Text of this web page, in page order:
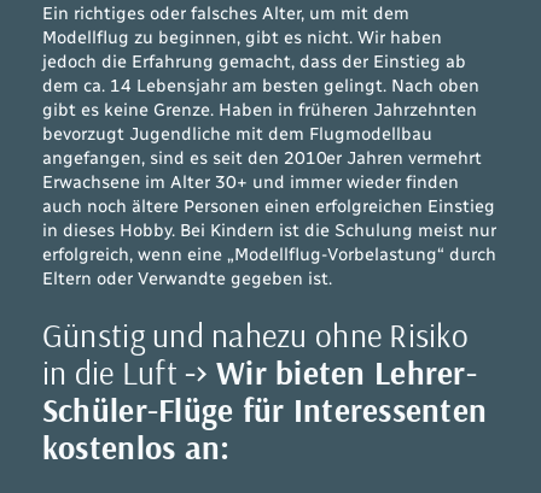
Ein richtiges oder falsches Alter, um mit dem
Modellflug zu beginnen, gibt es nicht. Wir haben
jedoch die Erfahrung gemacht, dass der Einstieg ab
dem ca. 14 Lebensjahr am besten gelingt. Nach oben
gibt es keine Grenze. Haben in früheren Jahrzehnten
bevorzugt Jugendliche mit dem Flugmodellbau
angefangen, sind es seit den 2010er Jahren vermehrt
Erwachsene im Alter 30+ und immer wieder finden
auch noch ältere Personen einen erfolgreichen Einstieg
in dieses Hobby. Bei Kindern ist die Schulung meist nur
erfolgreich, wenn eine „Modellflug-Vorbelastung“ durch
Eltern oder Verwandte gegeben ist.
Günstig und nahezu ohne Risiko
in die Luft-> Wir bieten Lehrer-
Schüler-Flüge für Interessenten
kostenlos an: